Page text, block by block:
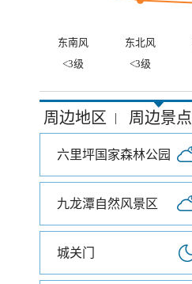
东南风 东北风
<3级
<3级
周边地区 | 周边景点
六里坪国家森林公园
九龙潭自然风景区
城关门